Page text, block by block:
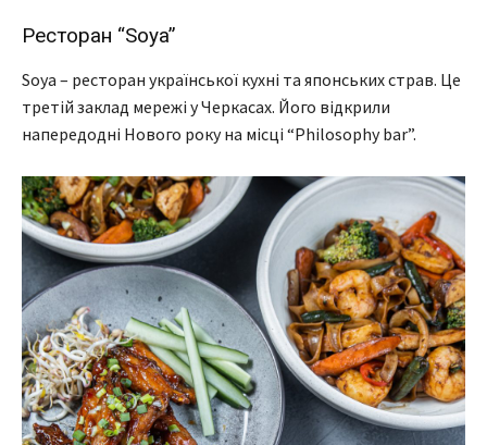
Ресторан “Soya”
Soya – ресторан української кухні та японських страв. Це
третій заклад мережі у Черкасах. Його відкрили
напередодні Нового року на місці “Philosophy bar”.